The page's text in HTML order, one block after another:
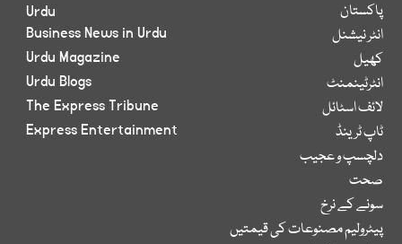
پاکستان
انٹر نیشنل
کھیل
انٹرٹینمنٹ
لائف اسٹائل
ٹاپ ٹرینڈ
دلچسپ و عجیب
صحت
سونے کے نرخ
پیٹرولیم مصنوعات کی قیمتیں
Urdu
Business News in Urdu
Urdu Magazine
Urdu Blogs
The Express Tribune
Express Entertainment